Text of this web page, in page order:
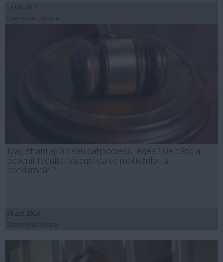
17 iul, 2014
Magistrații apără sau batjocoresc legea? De când a
devenit facultativă publicarea motivărilor la
condamnări?
30 apr, 2014